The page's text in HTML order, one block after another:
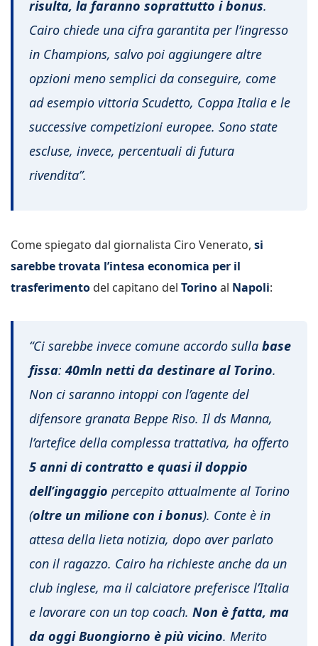
risulta, la faranno soprattutto i bonus.
Cairo chiede una cifra garantita per l’ingresso
in Champions, salvo poi aggiungere altre
opzioni meno semplici da conseguire, come
ad esempio vittoria Scudetto, Coppa Italia e le
successive competizioni europee. Sono state
escluse, invece, percentuali di futura
rivendita”.
Come spiegato dal giornalista Ciro Venerato, si
sarebbe trovata l’intesa economica per il
trasferimento del capitano del Torinoal Napoli:
“Ci sarebbe invece comune accordo sulla base
fissa: 40mln netti da destinare al Torino.
Non ci saranno intoppi con l’agente del
difensore granata Beppe Riso. Il ds Manna,
l’artefice della complessa trattativa, ha offerto
5 anni di contratto e quasi il doppio
dell’ingaggio percepito attualmente al Torino
(oltre un milione con i bonus). Conte è in
attesa della lieta notizia, dopo aver parlato
con il ragazzo. Cairo ha richieste anche da un
club inglese, ma il calciatore preferisce l’Italia
e lavorare con un top coach. Non è fatta, ma
da oggi Buongiorno è più vicino. Merito